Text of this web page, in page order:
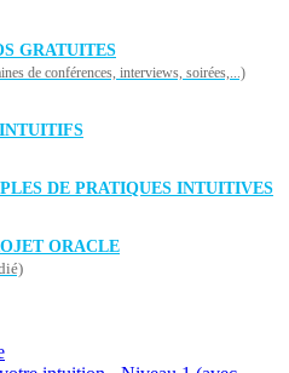
GRATUITES
de conférences, interviews, soirées,...)
DE PRATIQUES INTUITIVES
ORACLE